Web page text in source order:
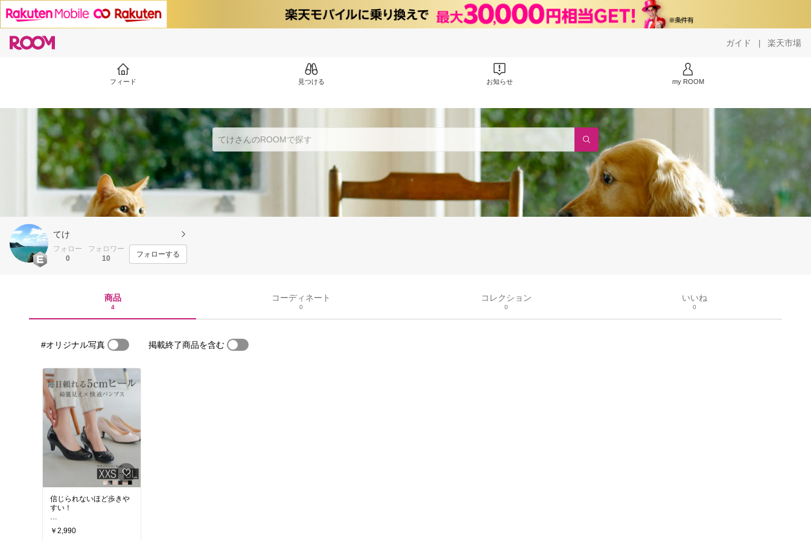
ガイド | 楽天市場
フィード 見つける お知らせ my ROOM
てけ
フォロー
0
フォロワー
10
フォローする
商品
4
コーディネート
0
コレクション
0
いいね
0
#オリジナル写真 掲載終了商品を含む
信じられないほど歩きや
すい！
のでPTO似合わせて選べ
￥2,990